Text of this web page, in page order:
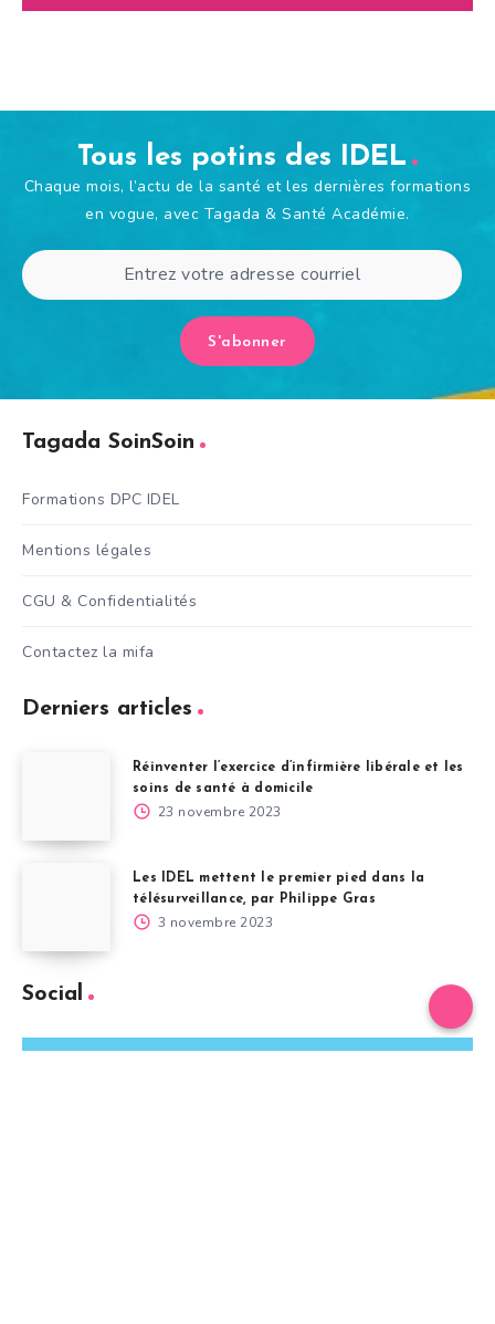
Tous les potins des IDEL
Chaque mois, l’actu de la santé et les dernières formations
en vogue, avec Tagada & Santé Académie.
S'abonner
Tagada SoinSoin
Formations DPC IDEL
Mentions légales
CGU & Confidentialités
Contactez la mifa
Derniers articles
Réinventer l’exercice d’infirmière libérale et les
soins de santé à domicile
23 novembre 2023
Les IDEL mettent le premier pied dans la
télésurveillance, par Philippe Gras
3 novembre 2023
Social